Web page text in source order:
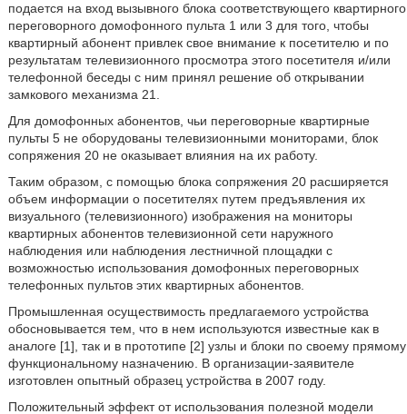
подается на вход вызывного блока соответствующего квартирного
переговорного домофонного пульта 1 или 3 для того, чтобы
квартирный абонент привлек свое внимание к посетителю и по
результатам телевизионного просмотра этого посетителя и/или
телефонной беседы с ним принял решение об открывании
замкового механизма 21.
Для домофонных абонентов, чьи переговорные квартирные
пульты 5 не оборудованы телевизионными мониторами, блок
сопряжения 20 не оказывает влияния на их работу.
Таким образом, с помощью блока сопряжения 20 расширяется
объем информации о посетителях путем предъявления их
визуального (телевизионного) изображения на мониторы
квартирных абонентов телевизионной сети наружного
наблюдения или наблюдения лестничной площадки с
возможностью использования домофонных переговорных
телефонных пультов этих квартирных абонентов.
Промышленная осуществимость предлагаемого устройства
обосновывается тем, что в нем используются известные как в
аналоге [1], так и в прототипе [2] узлы и блоки по своему прямому
функциональному назначению. В организации-заявителе
изготовлен опытный образец устройства в 2007 году.
Положительный эффект от использования полезной модели